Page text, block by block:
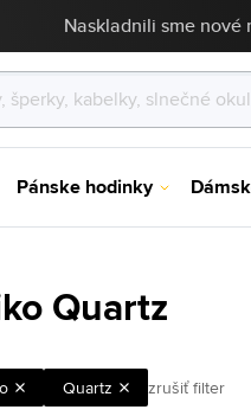
Naskladnili sme
Pánske hodinky
Quartz
Quartz zrušiť filter